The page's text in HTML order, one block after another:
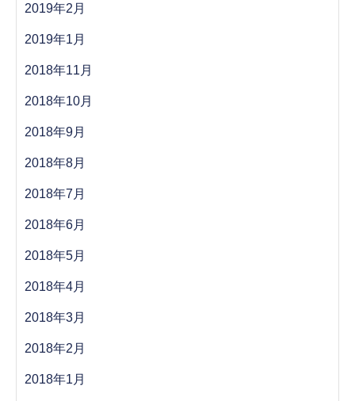
2019年2月
2019年1月
2018年11月
2018年10月
2018年9月
2018年8月
2018年7月
2018年6月
2018年5月
2018年4月
2018年3月
2018年2月
2018年1月